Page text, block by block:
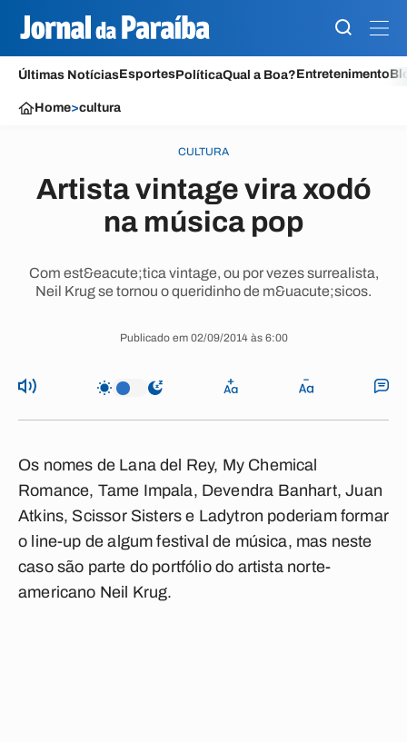
Últimas NotíciasEsportesPolíticaQual a Boa?Entretenimento
Home>cultura
CULTURA
Artista vintage vira xodó
na música pop
Com est&eacute;tica vintage, ou por vezes surrealista,
Neil Krug se tornou o queridinho de m&uacute;sicos.
Publicado em 02/09/2014 às 6:00
Os nomes de Lana del Rey, My Chemical
Romance, Tame Impala, Devendra Banhart, Juan
Atkins, Scissor Sisters e Ladytron poderiam formar
o line-up de algum festival de música, mas neste
caso são parte do portfólio do artista norte-
americano Neil Krug.